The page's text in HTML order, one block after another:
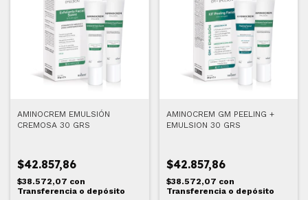
AMINOCREM EMULSIÓN
CREMOSA 30 GRS
$42.857,86
$38.572,07 con
Transferencia o depósito
AMINOCREM GM PEELING +
EMULSION 30 GRS
$42.857,86
$38.572,07 con
Transferencia o depósito